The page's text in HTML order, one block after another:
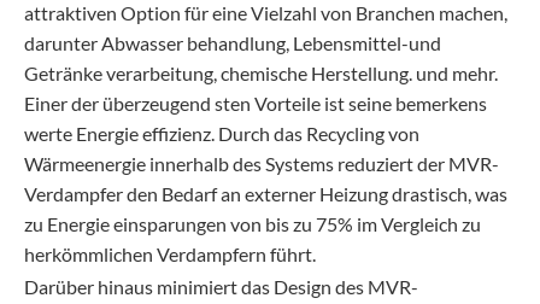
attraktiven Option für eine Vielzahl von Branchen machen,
darunter Abwasser behandlung, Lebensmittel-und
Getränke verarbeitung, chemische Herstellung. und mehr.
Einer der überzeugend sten Vorteile ist seine bemerkens
werte Energie effizienz. Durch das Recycling von
Wärmeenergie innerhalb des Systems reduziert der MVR-
Verdampfer den Bedarf an externer Heizung drastisch, was
zu Energie einsparungen von bis zu 75% im Vergleich zu
herkömmlichen Verdampfern führt.
Darüber hinaus minimiert das Design des MVR-